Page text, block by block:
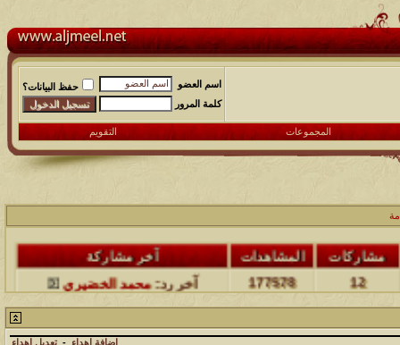
اسم العضو
حفظ البيانات؟
كلمة المرور
المجموعات التقويم
آخر مشاركة
آخر رد:محمد الخضيري
مشاركات المشاهدات آخر مشاركة
12
177578 آخر رد:محمد الخضيري
مشاركات المشاهدات
آخر مشاركة
27
97434 آخر رد:محمد الخضيري
إضافة إهداء - تعديل اهداء